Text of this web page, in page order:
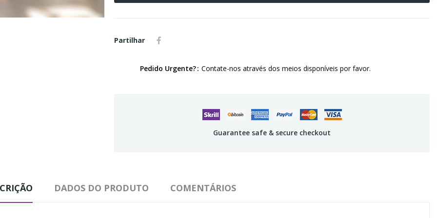
Partilhar
Pedido Urgente? Contate-nos através dos meios disponíveis por favor.
Guarantee safe & secure checkout
DADOS DO PRODUTO COMENTÁRIOS